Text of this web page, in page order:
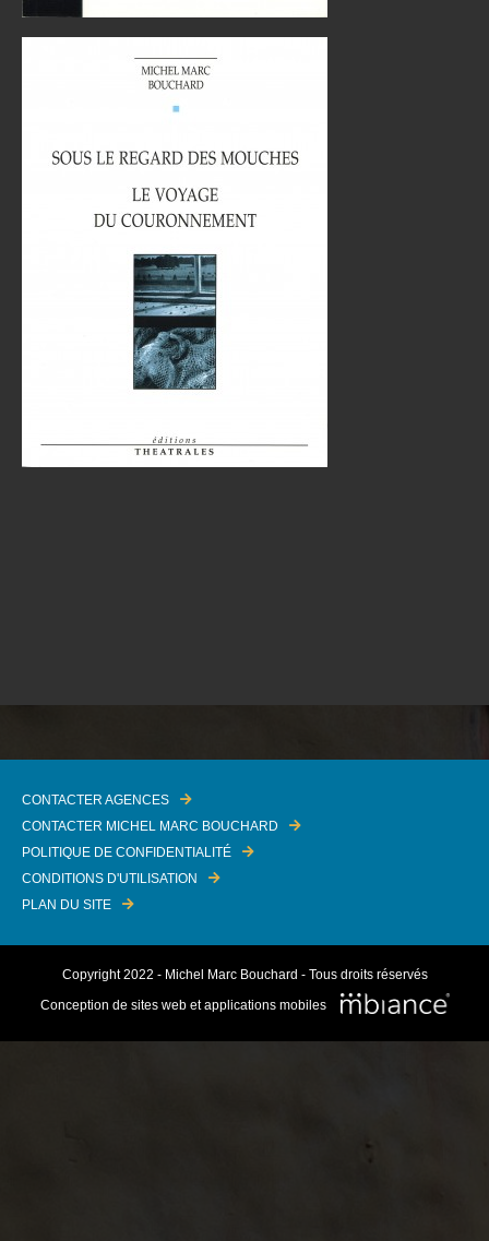
CONTACTER AGENCES
CONTACTER MICHEL MARC BOUCHARD
POLITIQUE DE CONFIDENTIALITÉ
CONDITIONS D'UTILISATION
PLAN DU SITE
Copyright 2022 - Michel Marc Bouchard - Tous droits réservés
Conception de sites web et applications mobiles